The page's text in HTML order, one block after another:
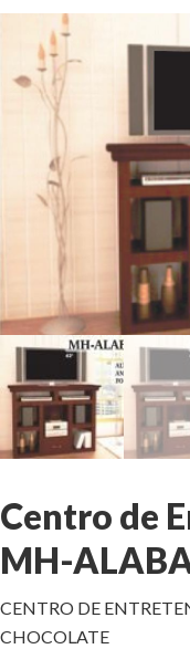
Centro de
MH-
CENTRO DE
CHOCOLATE